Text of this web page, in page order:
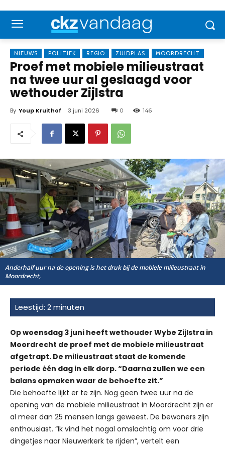
NIEUWS POLITIEK REGIO ZUIDPLAS MOORDRECHT
Proef met mobiele milieustraat
na twee uur al geslaagd voor
wethouder Zijlstra
By Youp Kruithof 3 juni 2026 0 146
Anderhalf uur na de opening is het druk bij de mobiele milieustraat in
Moordrecht,
Op woensdag 3 juni heeft wethouder Wybe Zijlstra in
Moordrecht de proef met de mobiele milieustraat
afgetrapt. De milieustraat staat de komende
periode één dag in elk dorp. “Daarna zullen we een
balans opmaken waar de behoefte zit.”
Die behoefte lijkt er te zijn. Nog geen twee uur na de
opening van de mobiele milieustraat in Moordrecht zijn er
al meer dan 25 mensen langs geweest. De bewoners zijn
enthousiast. “Ik vind het nogal omslachtig om voor drie
dingetjes naar Nieuwerkerk te rijden”, vertelt een